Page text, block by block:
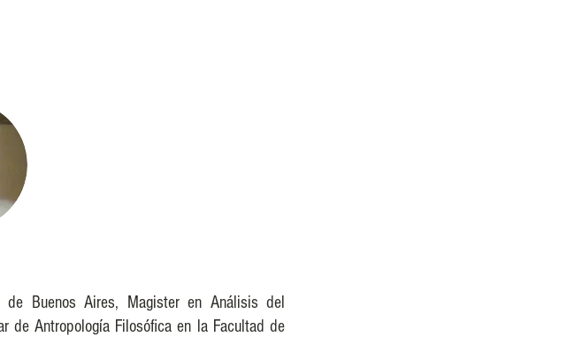
Buenos Aires, Magister en Análisis del
de Antropología Filosófica en la Facultad de